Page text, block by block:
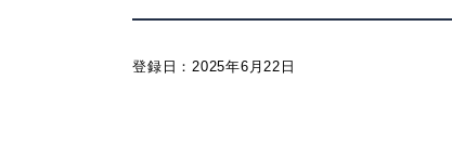
場面から探す
登録日：2025年6月22日